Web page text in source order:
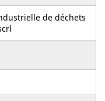
de déchets